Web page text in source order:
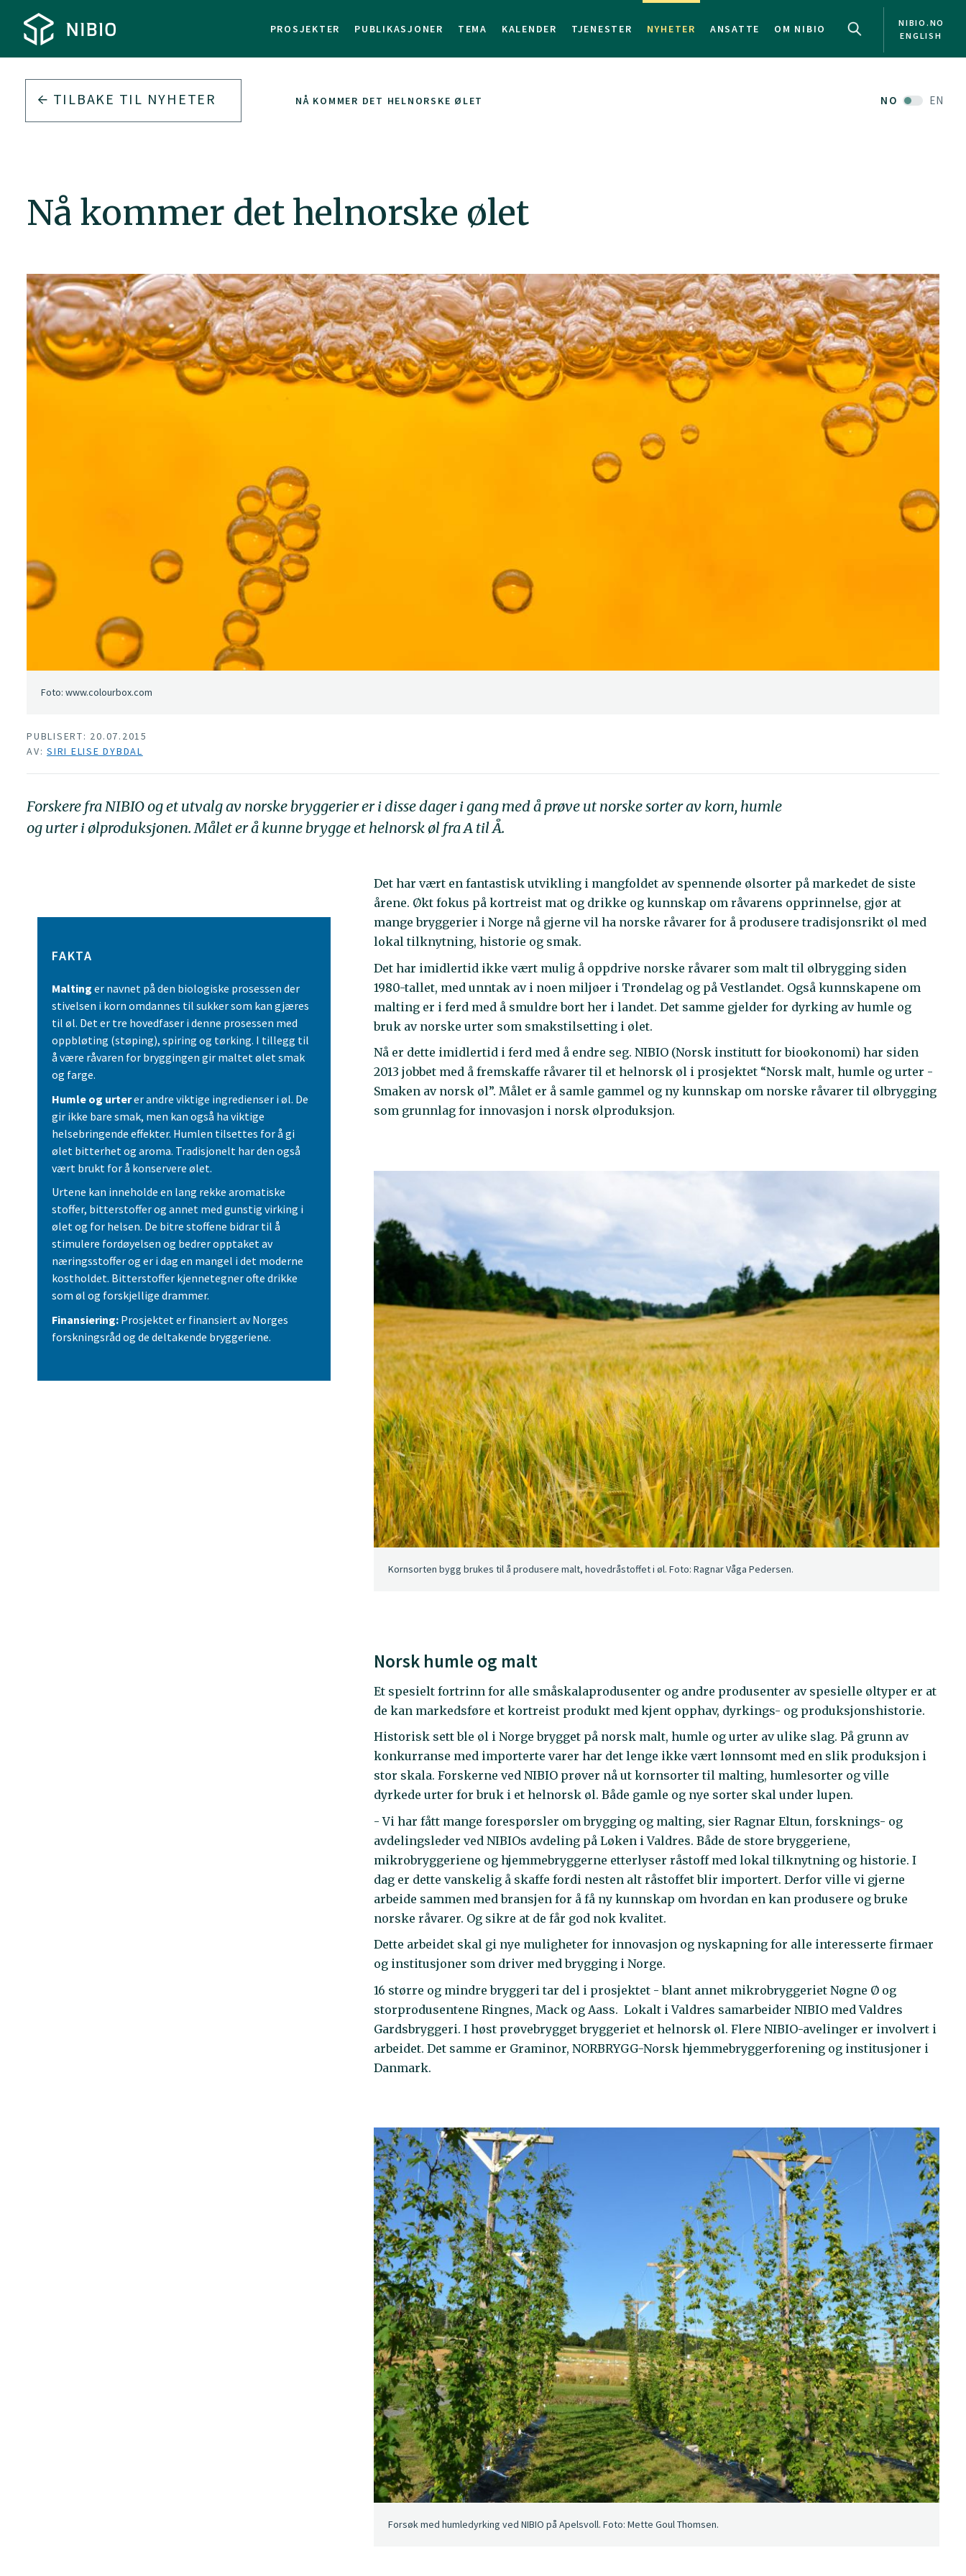
PROSJEKTER PUBLIKASJONER TEMA KALENDER TJENESTER NYHETER ANSATTE OM NIBIO
NIBIO.NO
ENGLISH
TILBAKE TIL NYHETER NÅ KOMMER DET HELNORSKE ØLET NO EN
Nå kommer det helnorske ølet
Foto: www.colourbox.com
PUBLISERT: 20.07.2015
AV: SIRI ELISE DYBDAL
Forskere fra NIBIO og et utvalg av norske bryggerier er i disse dager i gang med å prøve ut norske sorter av korn, humle
og urter i ølproduksjonen. Målet er å kunne brygge et helnorsk øl fra A til Å.
Det har vært en fantastisk utvikling i mangfoldet av spennende ølsorter på markedet de siste
årene. Økt fokus på kortreist mat og drikke og kunnskap om råvarens opprinnelse, gjør at
mange bryggerier i Norge nå gjerne vil ha norske råvarer for å produsere tradisjonsrikt øl med
lokal tilknytning, historie og smak.
Det har imidlertid ikke vært mulig å oppdrive norske råvarer som malt til ølbrygging siden
1980-tallet, med unntak av i noen miljøer i Trøndelag og på Vestlandet. Også kunnskapene om
malting er i ferd med å smuldre bort her i landet. Det samme gjelder for dyrking av humle og
bruk av norske urter som smakstilsetting i ølet.
Nå er dette imidlertid i ferd med å endre seg. NIBIO (Norsk institutt for bioøkonomi) har siden
2013 jobbet med å fremskaffe råvarer til et helnorsk øl i prosjektet “Norsk malt, humle og urter -
Smaken av norsk øl”. Målet er å samle gammel og ny kunnskap om norske råvarer til ølbrygging
som grunnlag for innovasjon i norsk ølproduksjon.
Kornsorten bygg brukes til å produsere malt, hovedråstoffet i øl. Foto: Ragnar Våga Pedersen.
Norsk humle og malt
Et spesielt fortrinn for alle småskalaprodusenter og andre produsenter av spesielle øltyper er at
de kan markedsføre et kortreist produkt med kjent opphav, dyrkings- og produksjonshistorie.
Historisk sett ble øl i Norge brygget på norsk malt, humle og urter av ulike slag. På grunn av
konkurranse med importerte varer har det lenge ikke vært lønnsomt med en slik produksjon i
stor skala. Forskerne ved NIBIO prøver nå ut kornsorter til malting, humlesorter og ville
dyrkede urter for bruk i et helnorsk øl. Både gamle og nye sorter skal under lupen.
- Vi har fått mange forespørsler om brygging og malting, sier Ragnar Eltun, forsknings- og
avdelingsleder ved NIBIOs avdeling på Løken i Valdres. Både de store bryggeriene,
mikrobryggeriene og hjemmebryggerne etterlyser råstoff med lokal tilknytning og historie. I
dag er dette vanskelig å skaffe fordi nesten alt råstoffet blir importert. Derfor ville vi gjerne
arbeide sammen med bransjen for å få ny kunnskap om hvordan en kan produsere og bruke
norske råvarer. Og sikre at de får god nok kvalitet.
Dette arbeidet skal gi nye muligheter for innovasjon og nyskapning for alle interesserte firmaer
og institusjoner som driver med brygging i Norge.
16 større og mindre bryggeri tar del i prosjektet - blant annet mikrobryggeriet Nøgne Ø og
storprodusentene Ringnes, Mack og Aass. Lokalt i Valdres samarbeider NIBIO med Valdres
Gardsbryggeri. I høst prøvebrygget bryggeriet et helnorsk øl. Flere NIBIO-avelinger er involvert i
arbeidet. Det samme er Graminor, NORBRYGG-Norsk hjemmebryggerforening og institusjoner i
Danmark.
Forsøk med humledyrking ved NIBIO på Apelsvoll. Foto: Mette Goul Thomsen.
FAKTA
Malting er navnet på den biologiske prosessen der
stivelsen i korn omdannes til sukker som kan gjæres
til øl. Det er tre hovedfaser i denne prosessen med
oppbløting (støping), spiring og tørking. I tillegg til
å være råvaren for bryggingen gir maltet ølet smak
og farge.
Humle og urterer andre viktige ingredienser i øl. De
gir ikke bare smak, men kan også ha viktige
helsebringende effekter. Humlen tilsettes for å gi
ølet bitterhet og aroma. Tradisjonelt har den også
vært brukt for å konservere ølet.
Urtene kan inneholde en lang rekke aromatiske
stoffer, bitterstoffer og annet med gunstig virking i
ølet og for helsen. De bitre stoffene bidrar til å
stimulere fordøyelsen og bedrer opptaket av
næringsstoffer og er i dag en mangel i det moderne
kostholdet. Bitterstoffer kjennetegner ofte drikke
som øl og forskjellige drammer.
Finansiering: Prosjektet er finansiert av Norges
forskningsråd og de deltakende bryggeriene.